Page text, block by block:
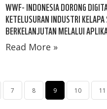
WWF- INDONESIA DORONG
KETELUSURAN INDUSTRI
BERKELANJUTAN MELALUI
Read More »
Page
7 Page
8 Halaman
9 Page
10 11